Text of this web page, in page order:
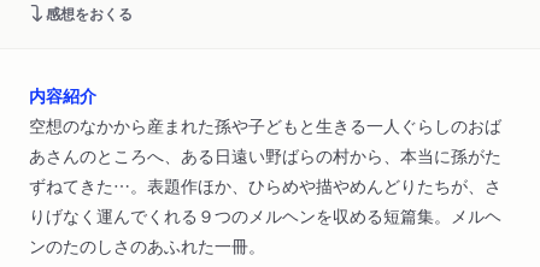
感想をおくる
内容紹介
空想のなかから産まれた孫や子どもと生きる一人ぐらしのおば
あさんのところへ、ある日遠い野ばらの村から、本当に孫がた
ずねてきた…。表題作ほか、ひらめや描やめんどりたちが、さ
りげなく運んでくれる９つのメルヘンを収める短篇集。メルヘ
ンのたのしさのあふれた一冊。